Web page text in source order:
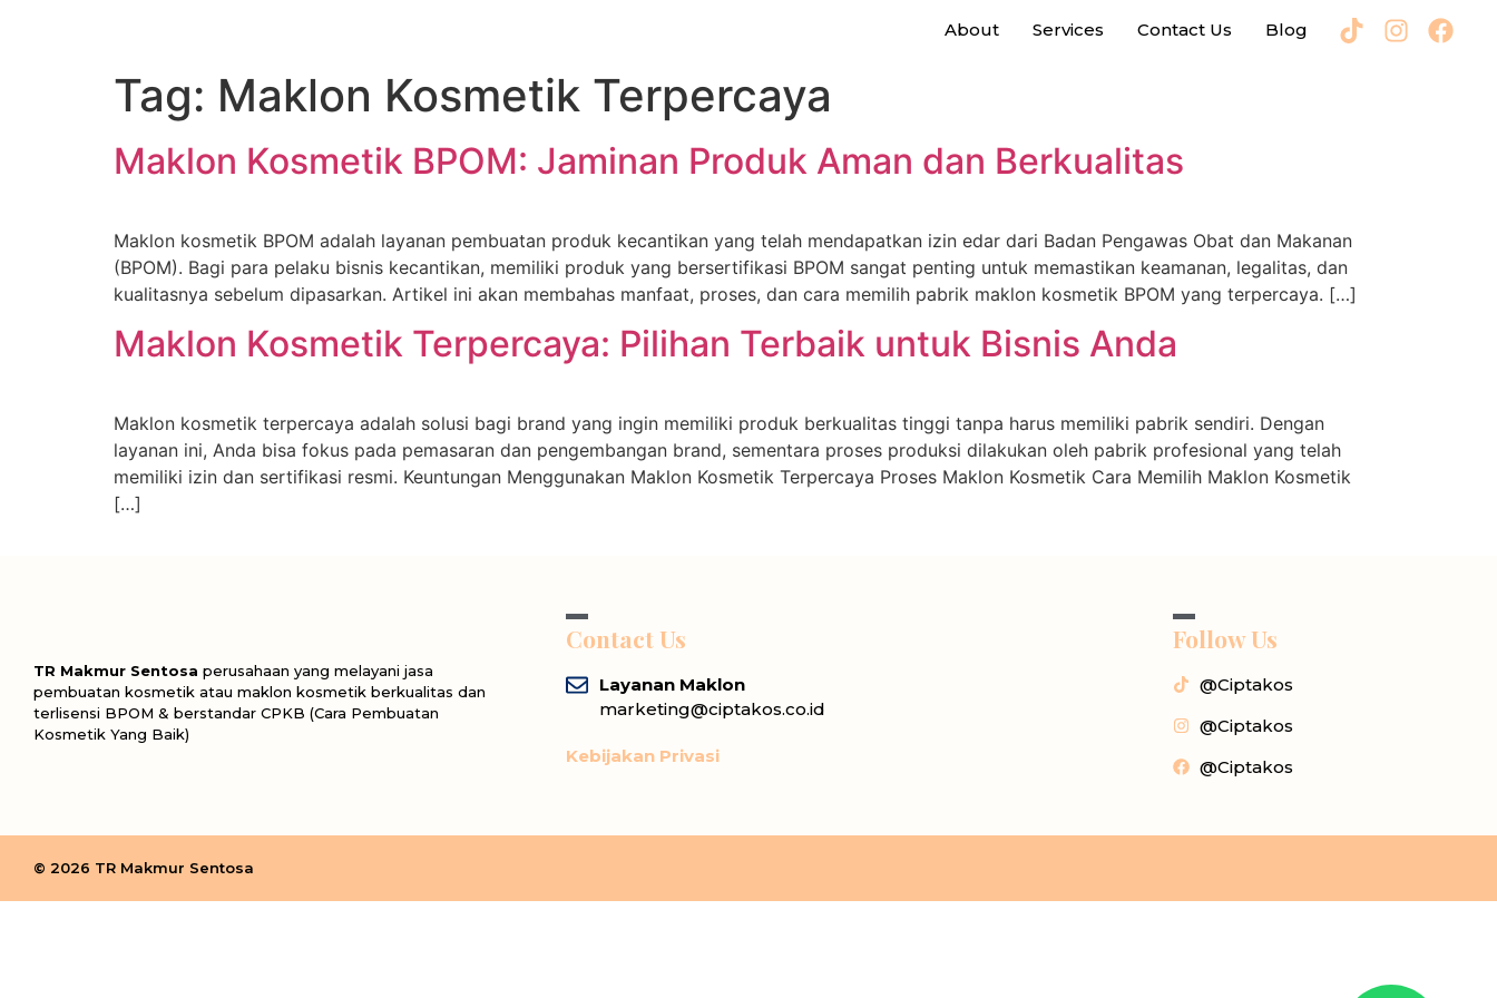
About Services Contact Us Blog
Tag: Maklon Kosmetik Terpercaya
Maklon Kosmetik BPOM: Jaminan Produk Aman dan Berkualitas
Maklon kosmetik BPOM adalah layanan pembuatan produk kecantikan yang telah mendapatkan izin edar dari Badan Pengawas Obat dan Makanan
(BPOM). Bagi para pelaku bisnis kecantikan, memiliki produk yang bersertifikasi BPOM sangat penting untuk memastikan keamanan, legalitas, dan
kualitasnya sebelum dipasarkan. Artikel ini akan membahas manfaat, proses, dan cara memilih pabrik maklon kosmetik BPOM yang terpercaya. […]
Maklon Kosmetik Terpercaya: Pilihan Terbaik untuk Bisnis Anda
Maklon kosmetik terpercaya adalah solusi bagi brand yang ingin memiliki produk berkualitas tinggi tanpa harus memiliki pabrik sendiri. Dengan
layanan ini, Anda bisa fokus pada pemasaran dan pengembangan brand, sementara proses produksi dilakukan oleh pabrik profesional yang telah
memiliki izin dan sertifikasi resmi. Keuntungan Menggunakan Maklon Kosmetik Terpercaya Proses Maklon Kosmetik Cara Memilih Maklon Kosmetik
[…]
TR Makmur Sentosa perusahaan yang melayani jasa
pembuatan kosmetik atau maklon kosmetik berkualitas dan
terlisensi BPOM & berstandar CPKB (Cara Pembuatan
Kosmetik Yang Baik)
Contact Us
Layanan Maklon
marketing@ciptakos.co.id
Kebijakan Privasi
Follow Us
@Ciptakos
@Ciptakos
@Ciptakos
© 2026 TR Makmur Sentosa